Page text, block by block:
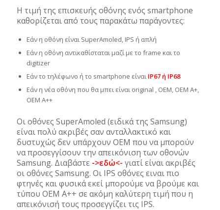
Η τιμή της επισκευής οθόνης ενός smartphone
καθορίζεται από τους παρακάτω παράγοντες:
Εάν η οθόνη είναι SuperAmoled, IPS ή απλή
Εάν η οθόνη αντικαθίσταται μαζί με το frame και το
digitizer
Εάν το τηλέφωνο ή το smartphone είναι IP67 ή IP68
Eάν η νέα οθόνη που θα μπει είναι original , OEM, OEM A+,
OEM A++
Οι οθόνες SuperAmoled (ειδικά της Samsung)
είναι πολύ ακριβές σαν ανταλλακτικό και
δυστυχώς δεν υπάρχουν OEM που να μπορούν
να προσεγγίσουν την απεικόνιση των οθονών
Samsung. Διαβάστε ->εδώ<- γιατί είναι ακριβές
οι οθόνες Samsung. Οι IPS οθόνες ειναι πιο
φτηνές και φυσικά εκεί μπορούμε να βρούμε και
τύπου OEM A++ σε ακόμη καλύτερη τιμή που η
απεικόνισή τους προσεγγίζει τις IPS.